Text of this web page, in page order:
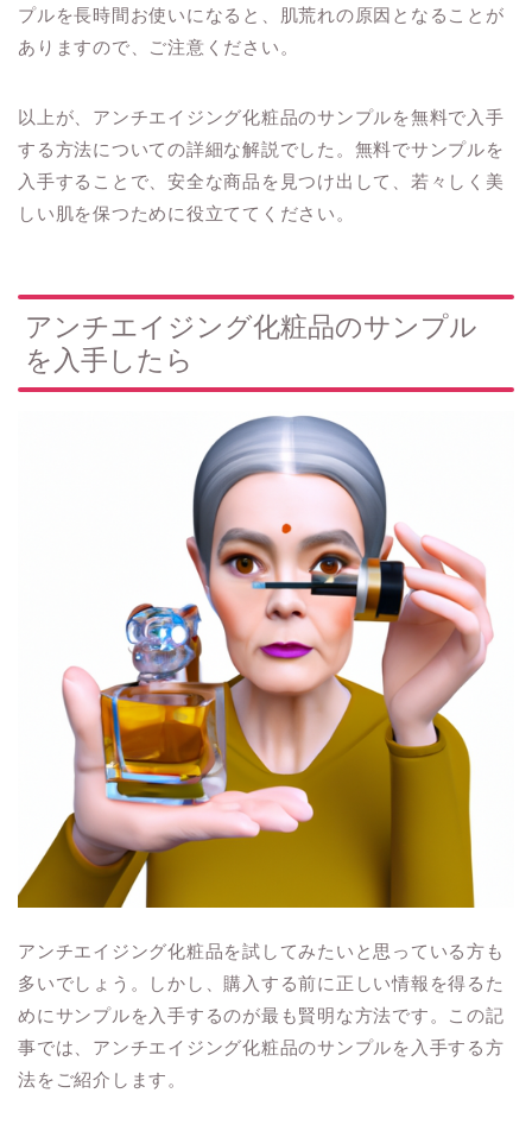
プルを長時間お使いになると、肌荒れの原因となることが
ありますので、ご注意ください。
以上が、アンチエイジング化粧品のサンプルを無料で入手
する方法についての詳細な解説でした。無料でサンプルを
入手することで、安全な商品を見つけ出して、若々しく美
しい肌を保つために役立ててください。
アンチエイジング化粧品のサンプル
を入手したら
アンチエイジング化粧品を試してみたいと思っている方も
多いでしょう。しかし、購入する前に正しい情報を得るた
めにサンプルを入手するのが最も賢明な方法です。この記
事では、アンチエイジング化粧品のサンプルを入手する方
法をご紹介します。